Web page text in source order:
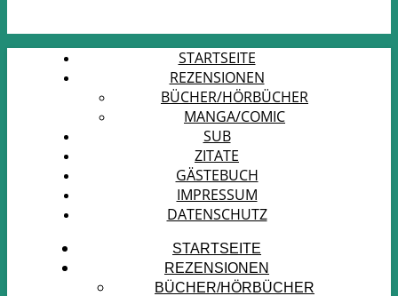
STARTSEITE
REZENSIONEN
BÜCHER/HÖRBÜCHER
MANGA/COMIC
SUB
ZITATE
GÄSTEBUCH
IMPRESSUM
DATENSCHUTZ
STARTSEITE
REZENSIONEN
BÜCHER/HÖRBÜCHER